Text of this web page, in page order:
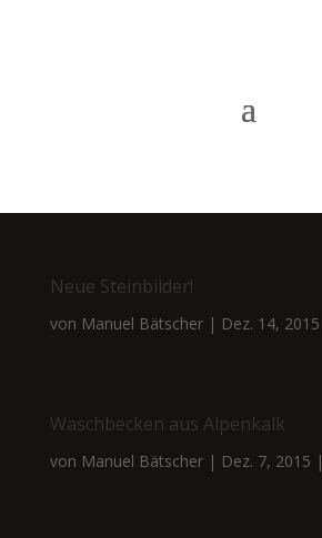
Neue Steinbilder!
von Manuel Bätscher| Dez. 14, 2015
Waschbecken aus Alpenkalk
von Manuel Bätscher| Dez. 7, 2015 |